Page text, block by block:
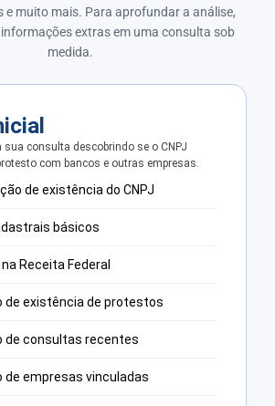
e muito mais. Para aprofundar a análise,
extras em uma consulta sob
medida.
sua consulta descobrindo se o CNPJ
com bancos e outras empresas.
de existência do CNPJ
básicos
Receita Federal
de existência de protestos
de consultas recentes
de empresas vinculadas